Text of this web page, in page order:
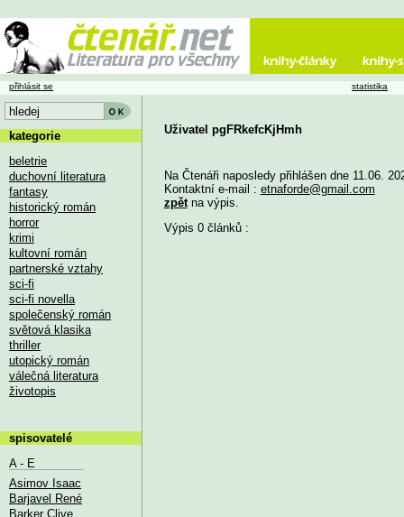
Uživatel pgFRkefcKjHmh
Na Čtenáři naposledy přihlášen dne 11.06.
Kontaktní e-mail : etnaforde@gmail.com
zpětna výpis.
Výpis 0 článků :
přihlásit se statistika
kategorie
beletrie
duchovní literatura
fantasy
historický román
horror
krimi
kultovní román
partnerské vztahy
sci-fi
sci-fi novella
společenský román
světová klasika
thriller
utopický román
válečná literatura
životopis
spisovatelé
A - E
Asimov Isaac
Barjavel René
Barker Clive